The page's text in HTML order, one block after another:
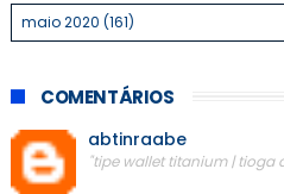
COMENTÁRIOS
abtinraabe
"tipe wallet titanium | tioga